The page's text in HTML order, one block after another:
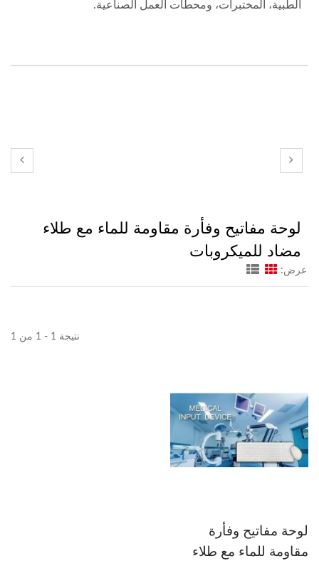
الطبية، المختبرات، ومحطات العمل الصناعية.
لوحة مفاتيح وفأرة مقاومة للماء مع طلاء
مضاد للميكروبات
عرض:
نتيجة 1 - 1 من 1
لوحة مفاتيح وفأرة
مقاومة للماء مع طلاء